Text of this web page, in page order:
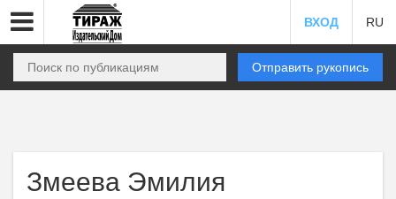
ВХОД RU
Отправить рукопись
Змеева Эмилия